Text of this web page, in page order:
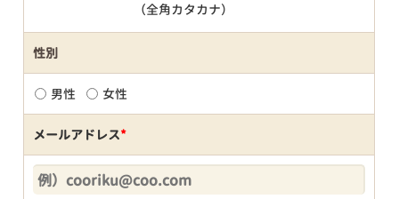
（全角カタカナ）
性別
男性 女性
メールアドレス*